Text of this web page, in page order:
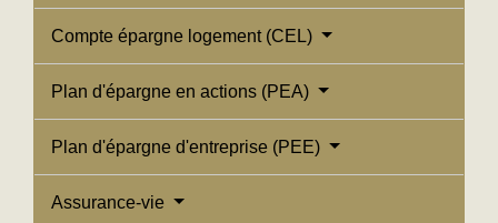
Compte épargne logement (CEL)
Plan d'épargne en actions (PEA)
Plan d'épargne d'entreprise (PEE)
Assurance-vie